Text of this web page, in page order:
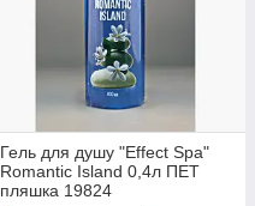
Гель для душу "Effect Spa"
Romantic Island 0,4л ПЕТ
пляшка 19824